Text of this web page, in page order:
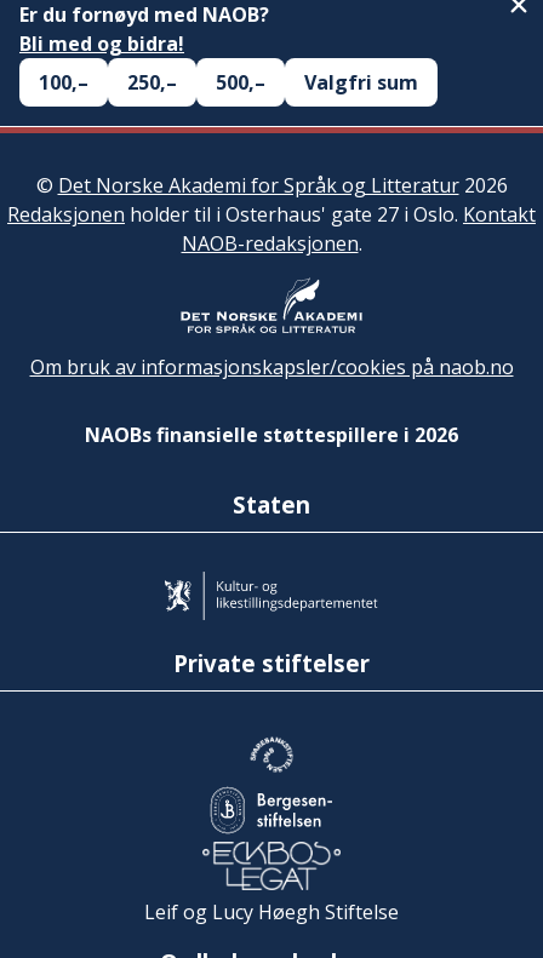
Er du fornøyd med NAOB?
Bli med og bidra!
100,–
250,– 500,– Valgfri sum
© Det Norske Akademi for Språk og Litteratur2026
Redaksjonen holder til i Osterhaus' gate 27 i Oslo. Kontakt
NAOB-redaksjonen.
Om bruk av informasjonskapsler/cookies på naob.no
NAOBs finansielle støttespillere i 2026
Staten
Private stiftelser
Leif og Lucy Høegh Stiftelse